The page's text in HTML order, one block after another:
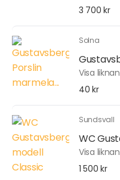
3 700 kr
Solna
Visa
40 kr
Sundsvall
WC
Visa
1 500 kr